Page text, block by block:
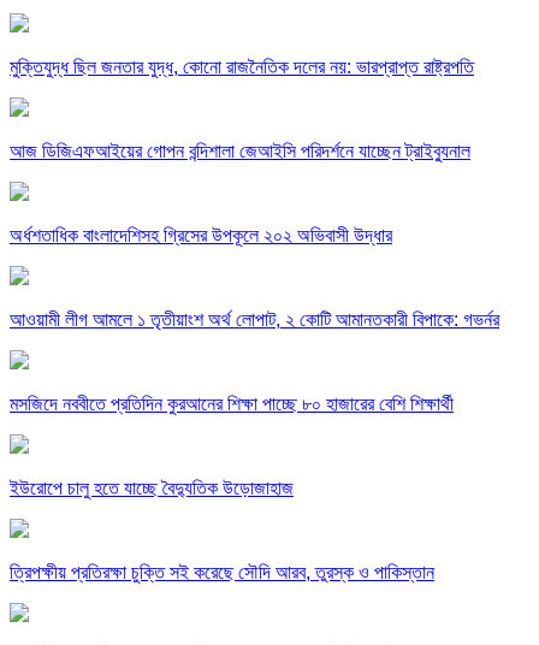
মুক্তিযুদ্ধ ছিল জনতার যুদ্ধ, কোনো রাজনৈতিক দলের নয়: ভারপ্রাপ্ত রাষ্ট্রপতি
আজ ডিজিএফআইয়ের গোপন বন্দিশালা জেআইসি পরিদর্শনে যাচ্ছেন ট্রাইব্যুনাল
অর্ধশতাধিক বাংলাদেশিসহ গ্রিসের উপকূলে ২০২ অভিবাসী উদ্ধার
আওয়ামী লীগ আমলে ১ তৃতীয়াংশ অর্থ লোপাট, ২ কোটি আমানতকারী বিপাকে: গভর্নর
মসজিদে নববীতে প্রতিদিন কুরআনের শিক্ষা পাচ্ছে ৮০ হাজারের বেশি শিক্ষার্থী
ইউরোপে চালু হতে যাচ্ছে বৈদ্যুতিক উড়োজাহাজ
ত্রিপক্ষীয় প্রতিরক্ষা চুক্তি সই করেছে সৌদি আরব, তুরস্ক ও পাকিস্তান